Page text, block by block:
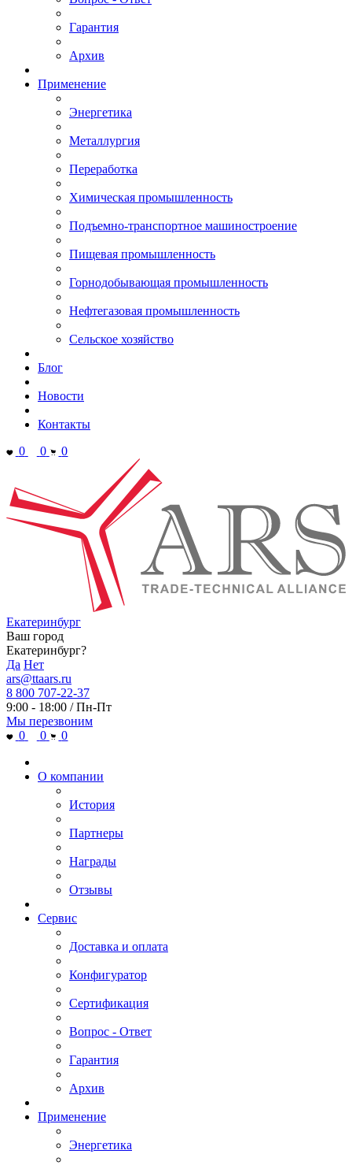
Гарантия
Архив
Применение
Энергетика
Металлургия
Переработка
Химическая промышленность
Подъемно-транспортное машиностроение
Пищевая промышленность
Горнодобывающая промышленность
Нефтегазовая промышленность
Сельское хозяйство
Блог
Новости
Контакты
0
0 0
Екатеринбург
Ваш город
Екатеринбург?
Да Нет
ars@ttaars.ru
8 800 707-22-37
9:00 - 18:00 / Пн-Пт
Мы перезвоним
0
0 0
О компании
История
Партнеры
Награды
Отзывы
Сервис
Доставка и оплата
Конфигуратор
Сертификация
Вопрос - Ответ
Гарантия
Архив
Применение
Энергетика